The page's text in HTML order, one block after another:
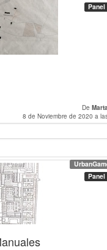
Panel
De
8 de Noviembre de 2020 a
Panel